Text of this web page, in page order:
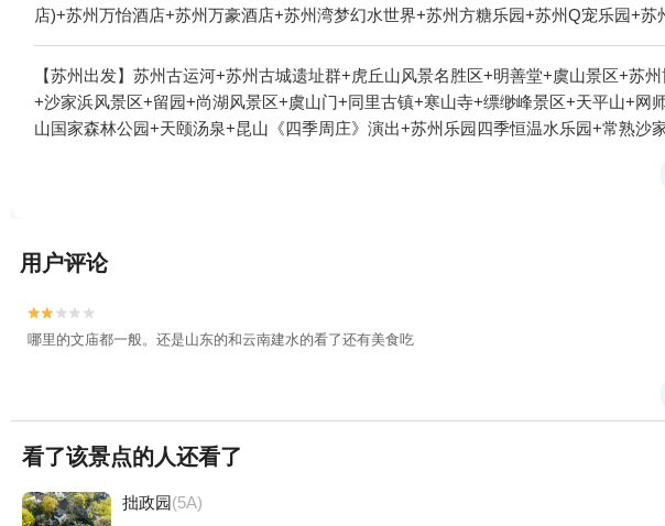
店)+苏州万怡酒店+苏州万豪酒店+苏州湾梦幻水世界+苏州方糖乐园+苏州Q宠乐园+
居1日游
【苏州出发】苏州古运河+苏州古城遗址群+虎丘山风景名胜区+明善堂+虞山景区+
+沙家浜风景区+留园+尚湖风景区+虞山门+同里古镇+寒山寺+缥缈峰景区+天平山+
山国家森林公园+天颐汤泉+昆山《四季周庄》演出+苏州乐园四季恒温水乐园+常熟
园森林水世界+尚湖游艇+周庄万三水上财道游船+苏州之眼摩天轮+苏州旺山九龙潭
吉运农家乐+太湖西山江南恬园农家乐+太湖旺山钱家坞农家乐+苏州亿梵瑜伽+同里
大桥+寒山寺钟楼+金鸡湖水上游+周庄魔城+周庄江南堂客栈+周庄月上·古筝会馆+金
店+苏州万豪酒店+苏州湾梦幻水世界+周庄万三酒庄+昆山周庄失恋星空展览馆+周庄
Q宠乐园+苏州湾嘉年华+江苏苏州常熟尚湖高尔夫球场+行知草堂（山塘街店）+苏州
用户评论


哪里的文庙都一般。还是山东的和云南建水的看了还有美食吃
看了该景点的人还看了
拙政园(5A)